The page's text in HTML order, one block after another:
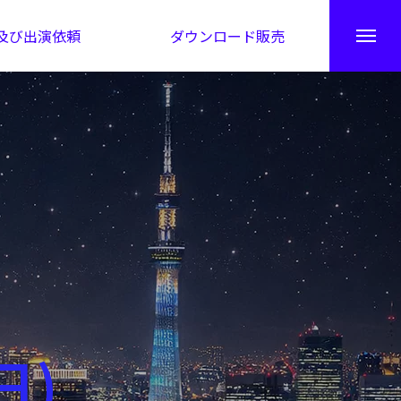
び出演依頼 ダウンロード販売
秘伝公開！吉凶カレンダー